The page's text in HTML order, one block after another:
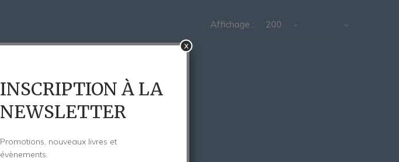
Affichage :
200
x
INSCRIPTION À LA
NEWSLETTER
Promotions, nouveaux livres et
évènements.